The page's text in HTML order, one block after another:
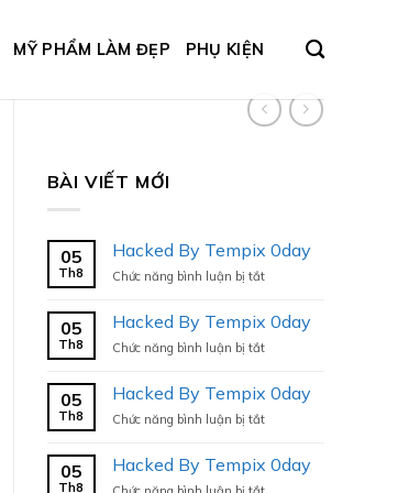
MỸ PHẨM LÀM ĐẸP PHỤ KIỆN
BÀI VIẾT MỚI
05
Th8
Hacked By Tempix 0day
Chức năng bình luận bị tắtở
Tempix
0day
05
Th8
Hacked By Tempix 0day
Chức năng bình luận bị tắtở
Tempix
0day
05
Th8
Hacked By Tempix 0day
Chức năng bình luận bị tắtở
Tempix
05
Th8
Hacked By Tempix 0day
ở